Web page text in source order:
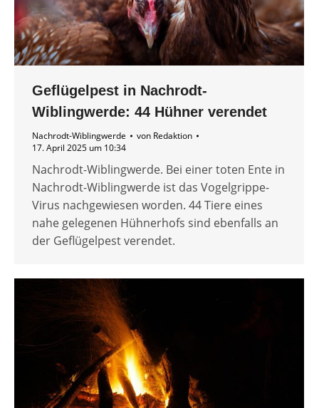
Geflügelpest in Nachrodt-
Wiblingwerde: 44 Hühner verendet
Nachrodt-Wiblingwerde von Redaktion
17. April 2025 um 10:34
Nachrodt-Wiblingwerde. Bei einer toten Ente in
Nachrodt-Wiblingwerde ist das Vogelgrippe-
Virus nachgewiesen worden. 44 Tiere eines
nahe gelegenen Hühnerhofs sind ebenfalls an
der Geflügelpest verendet.